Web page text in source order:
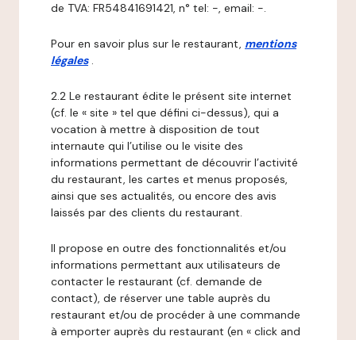
de TVA: FR54841691421, n° tel: -, email: -.
Pour en savoir plus sur le restaurant, mentions
légales .
2.2 Le restaurant édite le présent site internet
(cf. le « site » tel que défini ci-dessus), qui a
vocation à mettre à disposition de tout
internaute qui l’utilise ou le visite des
informations permettant de découvrir l’activité
du restaurant, les cartes et menus proposés,
ainsi que ses actualités, ou encore des avis
laissés par des clients du restaurant.
Il propose en outre des fonctionnalités et/ou
informations permettant aux utilisateurs de
contacter le restaurant (cf. demande de
contact), de réserver une table auprès du
restaurant et/ou de procéder à une commande
à emporter auprès du restaurant (en « click and